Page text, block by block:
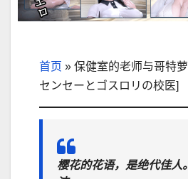
首页 » 保健室的老师与哥特
センセーとゴスロリの校医]
樱花的花语，是绝代佳人